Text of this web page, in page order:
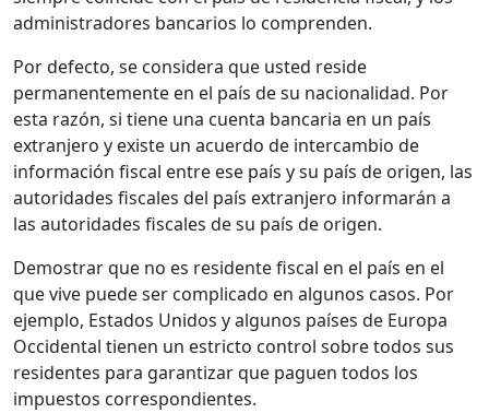
administradores bancarios lo comprenden.
Por defecto, se considera que usted reside
permanentemente en el país de su nacionalidad. Por
esta razón, si tiene una cuenta bancaria en un país
extranjero y existe un acuerdo de intercambio de
información fiscal entre ese país y su país de origen, las
autoridades fiscales del país extranjero informarán a
las autoridades fiscales de su país de origen.
Demostrar que no es residente fiscal en el país en el
que vive puede ser complicado en algunos casos. Por
ejemplo, Estados Unidos y algunos países de Europa
Occidental tienen un estricto control sobre todos sus
residentes para garantizar que paguen todos los
impuestos correspondientes.